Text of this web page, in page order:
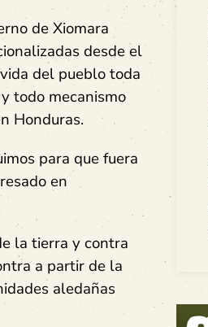
de Xiomara
desde el
del pueblo toda
todo mecanismo
Honduras.
para que fuera
en
la tierra y contra
a partir de la
aledañas